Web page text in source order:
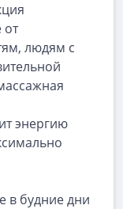
от
людям с
энергию
в будние дни